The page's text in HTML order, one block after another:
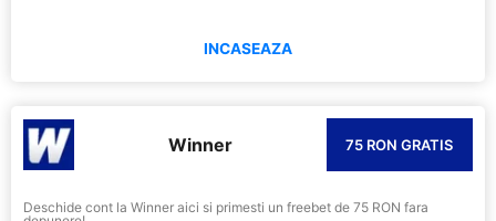
INCASEAZA
Winner 75 RON GRATIS
Deschide cont la Winner aici si primesti un freebet de 75 RON fara